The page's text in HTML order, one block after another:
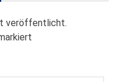
veröffentlicht.